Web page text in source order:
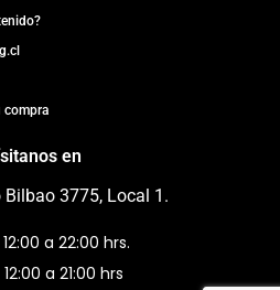
compra
en
Bilbao 3775, Local 1.
a 22:00 hrs.
a 21:00 hrs